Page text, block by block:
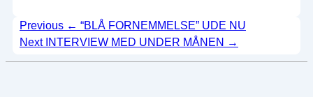
Indlægsnavigation
Previous ← “BLÅ FORNEMMELSE” UDE NU
Next INTERVIEW MED UNDER MÅNEN →